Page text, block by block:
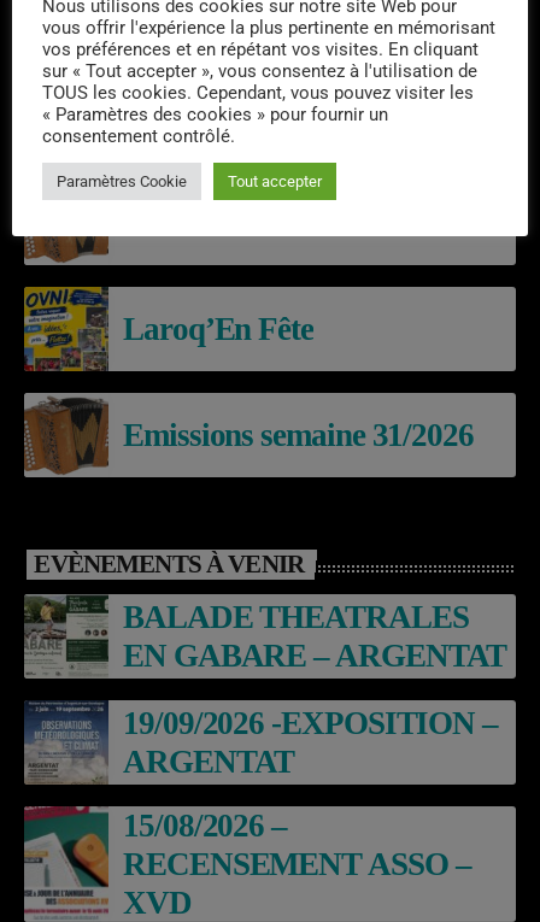
DERNIERS PODCASTS
Laroq’En Fête
Emissions semaine 31/2026
EVÈNEMENTS À VENIR
BALADE THEATRALES
EN GABARE – ARGENTAT
19/09/2026 -EXPOSITION –
ARGENTAT
15/08/2026 –
RECENSEMENT ASSO –
XVD
Nous utilisons des cookies sur notre site Web pour
vous offrir l'expérience la plus pertinente en mémorisant
vos préférences et en répétant vos visites. En cliquant
sur « Tout accepter », vous consentez à l'utilisation de
TOUS les cookies. Cependant, vous pouvez visiter les
« Paramètres des cookies » pour fournir un
consentement contrôlé.
Paramètres Cookie Tout accepter